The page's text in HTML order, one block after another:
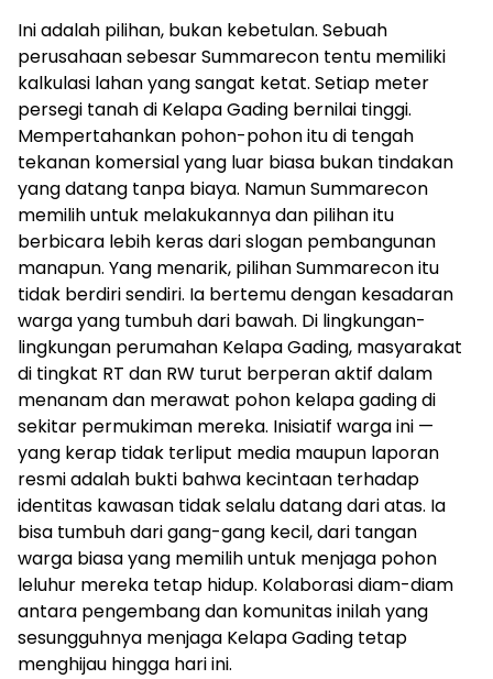
Ini adalah pilihan, bukan kebetulan. Sebuah
perusahaan sebesar Summarecon tentu memiliki
kalkulasi lahan yang sangat ketat. Setiap meter
persegi tanah di Kelapa Gading bernilai tinggi.
Mempertahankan pohon-pohon itu di tengah
tekanan komersial yang luar biasa bukan tindakan
yang datang tanpa biaya. Namun Summarecon
memilih untuk melakukannya dan pilihan itu
berbicara lebih keras dari slogan pembangunan
manapun. Yang menarik, pilihan Summarecon itu
tidak berdiri sendiri. Ia bertemu dengan kesadaran
warga yang tumbuh dari bawah. Di lingkungan-
lingkungan perumahan Kelapa Gading, masyarakat
di tingkat RT dan RW turut berperan aktif dalam
menanam dan merawat pohon kelapa gading di
sekitar permukiman mereka. Inisiatif warga ini —
yang kerap tidak terliput media maupun laporan
resmi adalah bukti bahwa kecintaan terhadap
identitas kawasan tidak selalu datang dari atas. Ia
bisa tumbuh dari gang-gang kecil, dari tangan
warga biasa yang memilih untuk menjaga pohon
leluhur mereka tetap hidup. Kolaborasi diam-diam
antara pengembang dan komunitas inilah yang
sesungguhnya menjaga Kelapa Gading tetap
menghijau hingga hari ini.